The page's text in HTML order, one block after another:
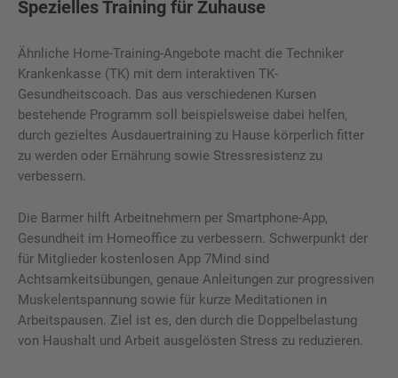
Spezielles Training für Zuhause
Ähnliche Home-Training-Angebote macht die Techniker
Krankenkasse (TK) mit dem interaktiven TK-
Gesundheitscoach. Das aus verschiedenen Kursen
bestehende Programm soll beispielsweise dabei helfen,
durch gezieltes Ausdauertraining zu Hause körperlich fitter
zu werden oder Ernährung sowie Stressresistenz zu
verbessern.
Die Barmer hilft Arbeitnehmern per Smartphone-App,
Gesundheit im Homeoffice zu verbessern. Schwerpunkt der
für Mitglieder kostenlosen App 7Mind sind
Achtsamkeitsübungen, genaue Anleitungen zur progressiven
Muskelentspannung sowie für kurze Meditationen in
Arbeitspausen. Ziel ist es, den durch die Doppelbelastung
von Haushalt und Arbeit ausgelösten Stress zu reduzieren.